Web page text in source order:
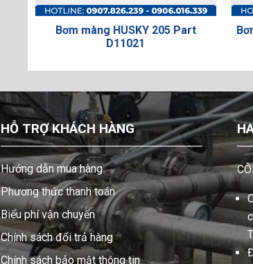
Bơm màng HUSKY 205 Part
Bơm
HỖ TRỢ KHÁCH HÀNG
Hướng dẫn mua hàng
Phương thức thanh toán
Biểu phí vận chuyển
Chính sách đổi trả hàng
Chính sách bảo mật thông tin